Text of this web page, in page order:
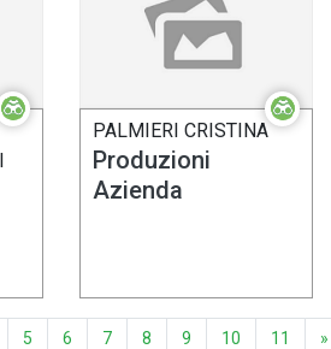
PALMIERI CRISTINA
Produzioni
Azienda
5 6 7 8 9 10 11 »